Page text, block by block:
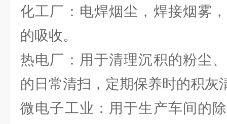
化工厂：电焊烟尘，焊接烟雾
的吸收。
热电厂：用于清理沉积的粉尘
的日常清扫，定期保养时的积灰
微电子工业：用于生产车间的